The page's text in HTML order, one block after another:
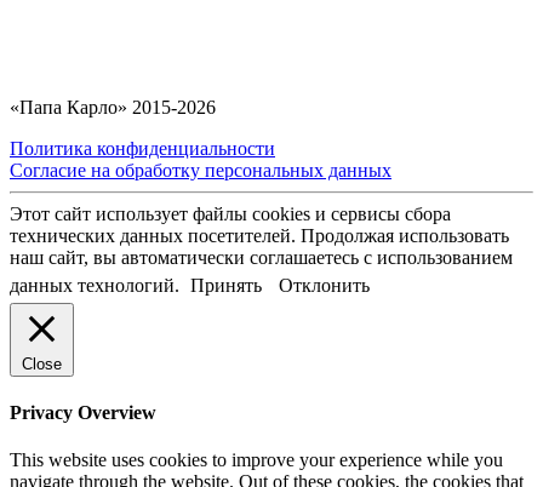
«Папа Карло» 2015-2026
Политика конфиденциальности
Согласие на обработку персональных данных
Этот сайт использует файлы cookies и сервисы сбора
технических данных посетителей. Продолжая использовать
наш сайт, вы автоматически соглашаетесь с использованием
данных технологий. Принять Отклонить
Close
Privacy Overview
This website uses cookies to improve your experience while you
navigate through the website. Out of these cookies, the cookies that